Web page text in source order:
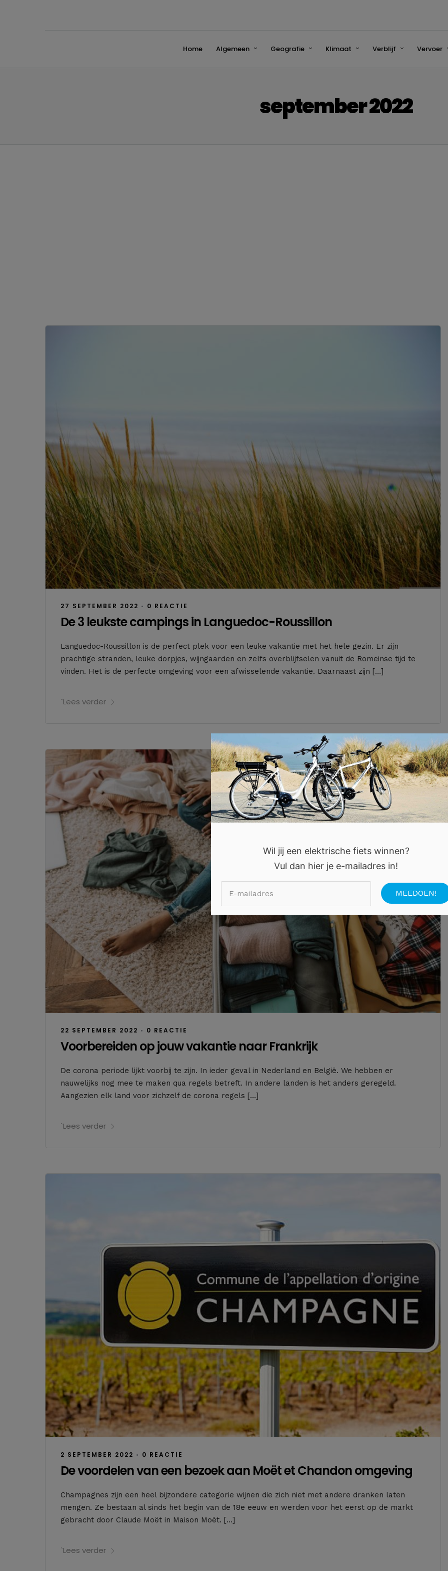
Home Algemeen Geografie Klimaat Verblijf Vervoer
september 2022
27 SEPTEMBER 2022 • 0 REACTIE
De 3 leukste campings in Languedoc-Roussillon
Languedoc-Roussillon is de perfect plek voor een leuke vakantie met het hele gezin. Er zijn
prachtige stranden, leuke dorpjes, wijngaarden en zelfs overblijfselen vanuit de Romeinse tijd te
vinden. Het is de perfecte omgeving voor een afwisselende vakantie. Daarnaast zijn […]
`Lees verder
22 SEPTEMBER 2022 • 0 REACTIE
Voorbereiden op jouw vakantie naar Frankrijk
De corona periode lijkt voorbij te zijn. In ieder geval in Nederland en België. We hebben er
nauwelijks nog mee te maken qua regels betreft. In andere landen is het anders geregeld.
Aangezien elk land voor zichzelf de corona regels […]
`Lees verder
2 SEPTEMBER 2022 • 0 REACTIE
De voordelen van een bezoek aan Moët et Chandon omgeving
Champagnes zijn een heel bijzondere categorie wijnen die zich niet met andere dranken laten
mengen. Ze bestaan al sinds het begin van de 18e eeuw en werden voor het eerst op de markt
gebracht door Claude Moët in Maison Moët. […]
`Lees verder
Wil jij een elektrische fiets winnen?
Vul dan hier je e-mailadres in!